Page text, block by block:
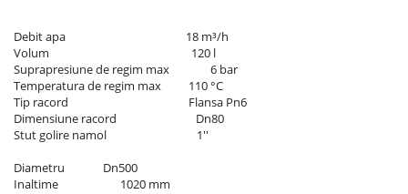
Debit apa	                                       18 m³/h
Volum                                                    120 l
Suprapresiune de regim max	        6 bar
Temperatura de regim max	        110 °C
Tip racord	                                        Flansa Pn6
Dimensiune racord                             Dn80
Stut golire namol                                 1''
Diametru              Dn500
Inaltime	               1020 mm